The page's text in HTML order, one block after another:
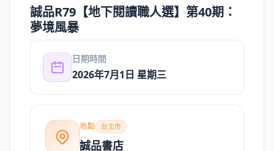
誠品R79【地下閱讀職人選】第40期：
夢境風暴
日期時間
2026年7月1日 星期三
地點 台北市
誠品書店